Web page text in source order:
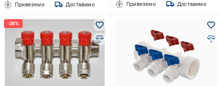
Привеземо Доставимо Привеземо Доставимо